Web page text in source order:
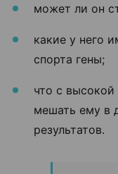
может ли он
какие у него
спорта гены;
что с высокой
мешать ему в
результатов.